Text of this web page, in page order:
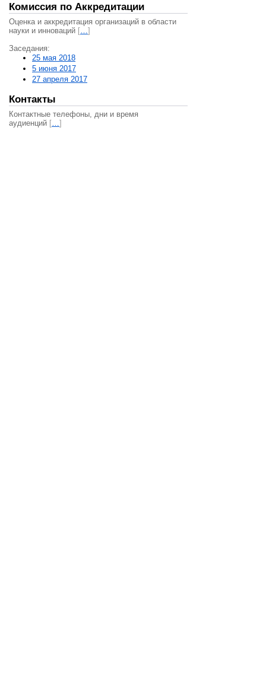
Комиссия по Аккредитации
Оценка и аккредитация организаций в области
науки и инноваций […]
Заседания:
25 мая 2018
5 июня 2017
27 апреля 2017
Контакты
Контактные телефоны, дни и время
аудиенций […]